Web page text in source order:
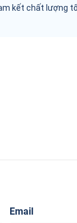
kết chất lượng
Email